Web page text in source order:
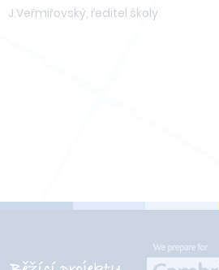
J.Veřmiřovský, ředitel školy